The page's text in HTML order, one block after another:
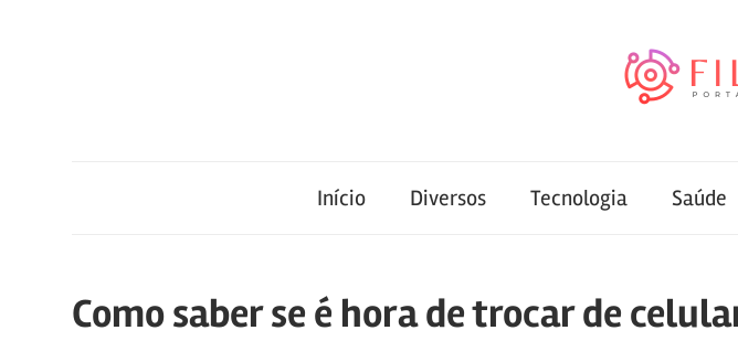
notícias
informações
Início Diversos Tecnologia Saúde
Como saber se é hora de trocar de